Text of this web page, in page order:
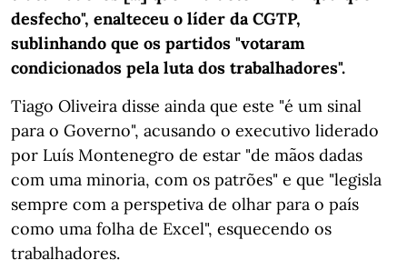
desfecho", enalteceu o líder da CGTP,
sublinhando que os partidos "votaram
condicionados pela luta dos trabalhadores".
Tiago Oliveira disse ainda que este "é um sinal
para o Governo", acusando o executivo liderado
por Luís Montenegro de estar "de mãos dadas
com uma minoria, com os patrões" e que "legisla
sempre com a perspetiva de olhar para o país
como uma folha de Excel", esquecendo os
trabalhadores.